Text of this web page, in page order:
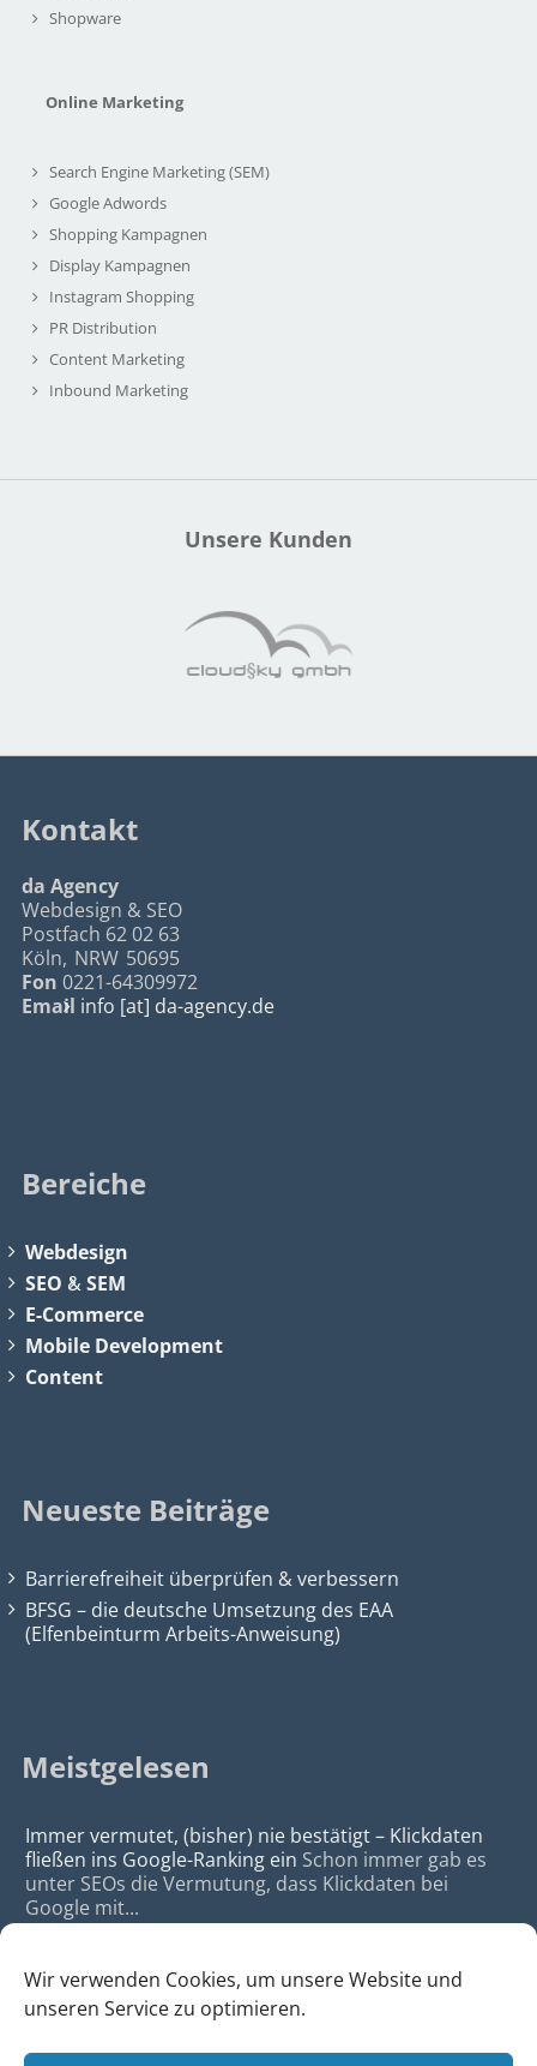
Wir verwenden Cookies, um unsere Website und
unseren Service zu optimieren.
Shopware
Online Marketing
Search Engine Marketing (SEM)
Google Adwords
Shopping Kampagnen
Display Kampagnen
Instagram Shopping
PR Distribution
Content Marketing
Inbound Marketing
Unsere Kunden
Kontakt
da Agency
Webdesign & SEO
Postfach 62 02 63
Köln, NRW 50695
Fon 0221-64309972
Email info [at] da-agency.de
Bereiche
Webdesign
SEO &SEM
E-Commerce
Mobile Development
Content
Neueste Beiträge
Barrierefreiheit überprüfen & verbessern
BFSG – die deutsche Umsetzung des EAA
(Elfenbeinturm Arbeits-Anweisung)
Meistgelesen
Immer vermutet, (bisher) nie bestätigt – Klickdaten
fließen ins Google-Ranking ein Schon immer gab es
unter SEOs die Vermutung, dass Klickdaten bei
Google mit...